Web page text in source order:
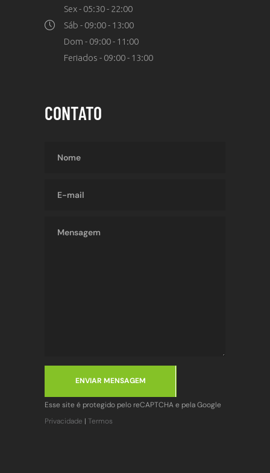
Sex - 05:30 - 22:00
Sáb - 09:00 - 13:00
Dom - 09:00 - 11:00
Feriados - 09:00 - 13:00
CONTATO
ENVIAR MENSAGEM
Esse site é protegido pelo reCAPTCHA e pela Google
Privacidade | Termos